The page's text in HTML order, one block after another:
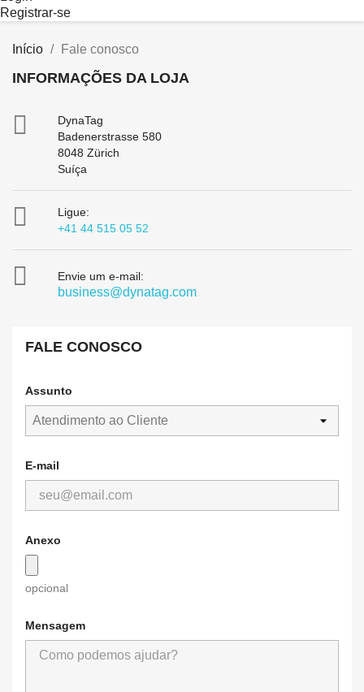
Registrar-se
Início Fale conosco
INFORMAÇÕES DA LOJA

DynaTag
Badenerstrasse 580
8048 Zürich
Suíça

Ligue:
+41 44 515 05 52
 Envie um e-mail:
business@dynatag.com
FALE CONOSCO
Assunto
E-mail
Anexo
opcional
Mensagem